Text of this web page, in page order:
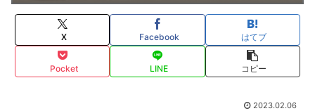
X Facebook はてブ
Pocket LINE コピー
2023.02.06